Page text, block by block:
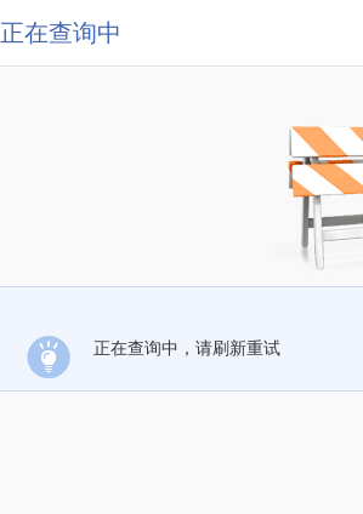
正在查询中
正在查询中，请刷新重试